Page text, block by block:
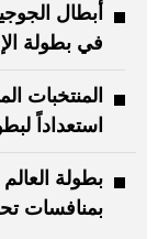
أبطال
في بطولة
المنتخبات
استعداداً
بمنافسات تحت 14 عاماً